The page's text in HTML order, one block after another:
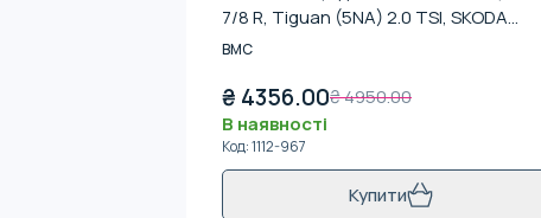
7/8 R, Tiguan (5NA) 2.0 TSI, SKODA
Octavia RS220
BMC
₴ 4356.00₴4950.00
В наявності
Код:1112-967
Купити